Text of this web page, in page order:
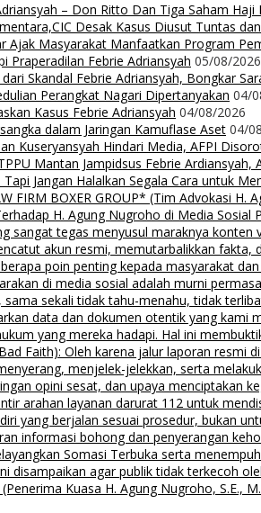
– Don Ritto Dan Tiga Saham
Desak Kasus Diusut Tuntas
Ajak Masyarakat Manfaatkan Program
Praperadilan Febrie Adriansyah 05/08/2026
Skandal Febrie Adriansyah, Bongkar
Perangkat Nagari Dipertanyakan 04/
Kasus Febrie Adriansyah 04/08/2026
dalam Jaringan Kamuflase Aset 04/
Kuseryansyah Hindari Media, AFPI
Mantan Jampidsus Febrie
Jangan Halalkan Segala Cara untuk
FIRM BOXER GROUP* (Tim Advokasi
H. Agung Nugroho di Media
sangat tegas menyusul maraknya
akun resmi, memutarbalikkan
poin penting kepada masyarakat
di media sosial adalah murni
sekali tidak tahu-menahu, tidak
data dan dokumen otentik yang
yang mereka hadapi. Hal ini
Faith): Oleh karena jalur laporan
menjelek-jelekkan, serta
opini sesat, dan upaya menciptakan
arahan layanan darurat 112 untuk
yang berjalan sesuai prosedur, bukan
informasi bohong dan penyerangan
Somasi Terbuka serta
disampaikan agar publik tidak terkecoh
Kuasa H. Agung Nugroho, S.E.,